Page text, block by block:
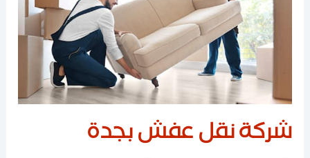
شركة نقل عفش بجدة